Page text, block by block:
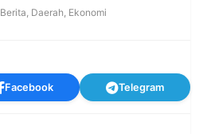
Berita, Daerah, Ekonomi
Facebook Telegram